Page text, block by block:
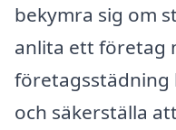
bekymra sig om
anlita ett företag
företagsstädning
och säkerställa